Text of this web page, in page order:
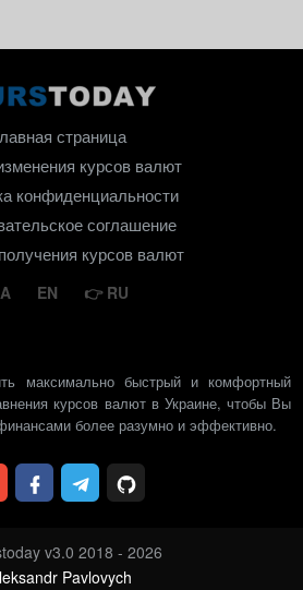
страница
курсов валют
конфиденциальности
соглашение
курсов валют
EN RU
максимально быстрый и комфортный
курсов валют в Украине, чтобы Вы
более разумно и эффективно.
v3.0 2018 - 2026
Pavlovych